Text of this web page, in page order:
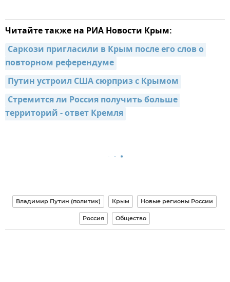
Читайте также на РИА Новости Крым:
Саркози пригласили в Крым после его слов о
повторном референдуме
Путин устроил США сюрприз с Крымом
Стремится ли Россия получить больше
территорий - ответ Кремля
Владимир Путин (политик) Крым Новые регионы России
Россия Общество